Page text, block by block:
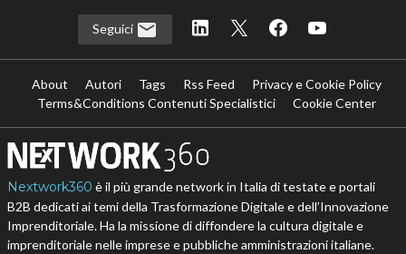
Seguici
About Autori Tags Rss Feed
Privacy e Cookie Policy
Terms&Conditions Contenuti Specialistici
Cookie Center
Nextwork360 è il più grande network in Italia di testate e portali
B2B dedicati ai temi della Trasformazione Digitale e dell’Innovazione
Imprenditoriale. Ha la missione di diffondere la cultura digitale e
imprenditoriale nelle imprese e pubbliche amministrazioni italiane.